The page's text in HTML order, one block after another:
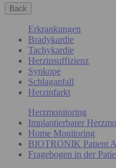
Back
Erkrankungen
Bradykardie
Tachykardie
Herzinsuffizienz
Synkope
Schlaganfall
Herzinfarkt
Herzmonitoring
Implantierbarer
Home Monitoring
BIOTRONIK Patient
Fragebogen in der